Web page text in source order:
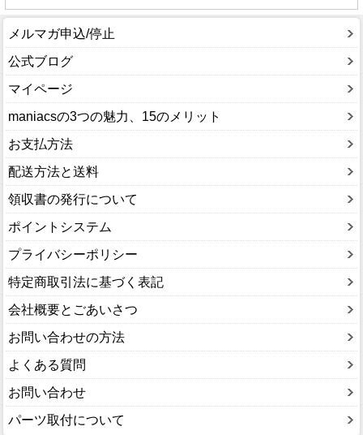
メルマガ申込/停止
公式ブログ
マイページ
maniacsの3つの魅力、15のメリット
お支払方法
配送方法と送料
領収書の発行について
ポイントシステム
プライバシーポリシー
特定商取引法に基づく表記
会社概要とごあいさつ
お問い合わせの方法
よくある質問
お問い合わせ
パーツ取付について